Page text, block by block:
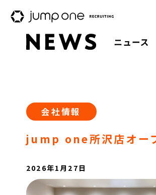
会社情報
jump one所沢店オー
2026年1月27日